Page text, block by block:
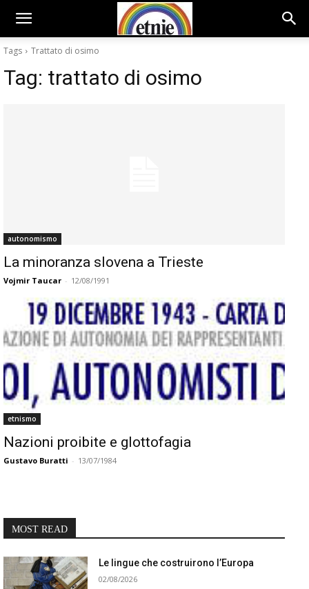
Tags Trattato di osimo
Tag: trattato di osimo
autonomismo
La minoranza slovena a Trieste
Vojmir Taucar - 12/08/1991
etnismo
Nazioni proibite e glottofagia
Gustavo Buratti - 13/07/1984
MOST READ
Le lingue che costruirono l’Europa
02/08/2026